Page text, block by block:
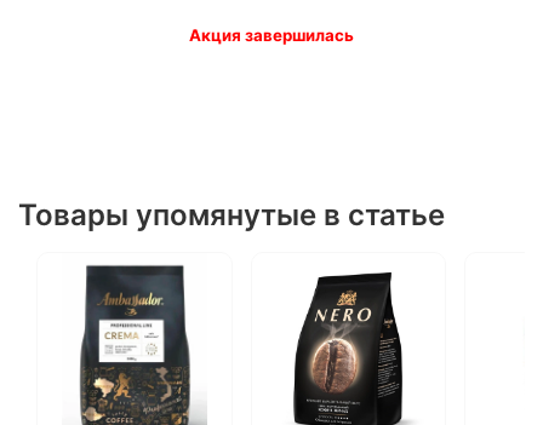
Акция завершилась
Товары упомянутые в статье